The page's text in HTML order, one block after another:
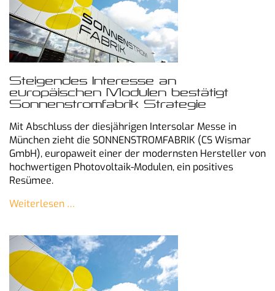
Steigendes Interesse an
europäischen Modulen bestätigt
Sonnenstromfabrik Strategie
Mit Abschluss der diesjährigen Intersolar Messe in
München zieht die SONNENSTROMFABRIK (CS Wismar
GmbH), europaweit einer der modernsten Hersteller von
hochwertigen Photovoltaik-Modulen, ein positives
Resümee.
Weiterlesen …